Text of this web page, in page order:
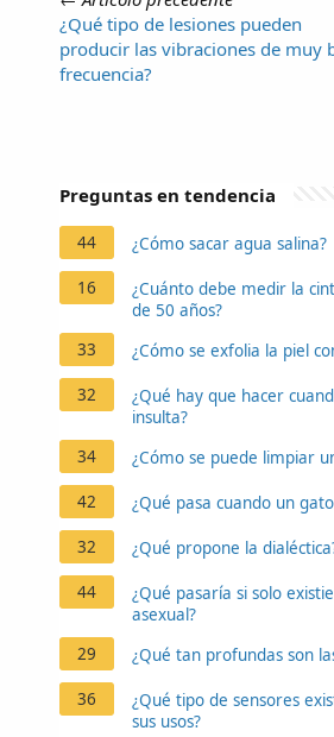
¿Qué tipo de lesiones pueden
producir las vibraciones de muy
frecuencia?
Preguntas en tendencia
44 ¿Cómo sacar agua salina?
16
¿Cuánto debe medir la
de 50 años?
33
¿Cómo se exfolia la piel
32
¿Qué hay que hacer
insulta?
34
¿Cómo se puede limpiar
42 ¿Qué pasa cuando un
32 ¿Qué propone la
44
¿Qué pasaría si solo
asexual?
29
¿Qué tan profundas son
36
¿Qué tipo de sensores
sus usos?